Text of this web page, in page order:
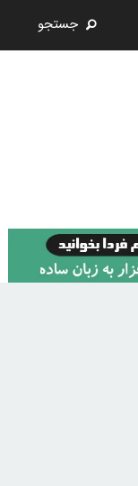
جستجو